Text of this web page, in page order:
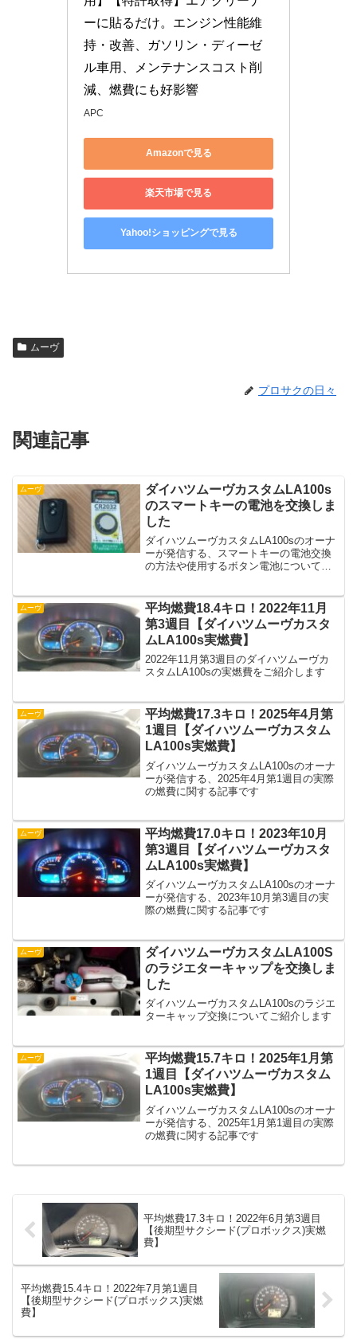
ーに貼るだけ。エンジン性能維
持・改善、ガソリン・ディーゼ
ル車用、メンテナンスコスト削
減、燃費にも好影響
APC
Amazonで見る
楽天市場で見る
Yahoo!ショッピングで見る
ムーヴ
プロサクの日々
関連記事
ムーヴ
ダイハツムーヴカスタムLA100s
のスマートキーの電池を交換しま
した
ダイハツムーヴカスタムLA100sのオーナ
ーが発信する、スマートキーの電池交換
の方法や使用するボタン電池についてご
ムーヴ
平均燃費18.4キロ！2022年11月
第3週目【ダイハツムーヴカスタ
ムLA100s実燃費】
2022年11月第3週目のダイハツムーヴカ
スタムLA100sの実燃費をご紹介します
ムーヴ
平均燃費17.3キロ！2025年4月第
1週目【ダイハツムーヴカスタム
LA100s実燃費】
ダイハツムーヴカスタムLA100sのオーナ
ーが発信する、2025年4月第1週目の実際
の燃費に関する記事です
ムーヴ
平均燃費17.0キロ！2023年10月
第3週目【ダイハツムーヴカスタ
ムLA100s実燃費】
ダイハツムーヴカスタムLA100sのオーナ
ーが発信する、2023年10月第3週目の実
際の燃費に関する記事です
ムーヴ
ダイハツムーヴカスタムLA100S
のラジエターキャップを交換しま
した
ダイハツムーヴカスタムLA100sのラジエ
ターキャップ交換についてご紹介します
ムーヴ
平均燃費15.7キロ！2025年1月第
1週目【ダイハツムーヴカスタム
LA100s実燃費】
ダイハツムーヴカスタムLA100sのオーナ
ーが発信する、2025年1月第1週目の実際
の燃費に関する記事です
平均燃費17.3キロ！2022年6月第3週目
【後期型サクシード(プロボックス)実燃
費】
平均燃費15.4キロ！2022年7月第1週目
【後期型サクシード(プロボックス)実燃
費】